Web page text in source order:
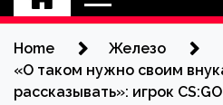
Home
Железо
«О таком нужно своим
рассказывать»: игрок